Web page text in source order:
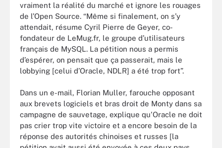
vraiment la réalité du marché et ignore les rouages
de l’Open Source. “Même si finalement, on s’y
attendait, résume Cyril Pierre de Geyer, co-
fondateur de LeMug.fr, le groupe d’utilisateurs
français de MySQL. La pétition nous a permis
d’espérer, on pensait que ça passerait, mais le
lobbying [celui d’Oracle, NDLR] a été trop fort”.
Dans un e-mail, Florian Muller, farouche opposant
aux brevets logiciels et bras droit de Monty dans sa
campagne de sauvetage, explique qu'Oracle ne doit
pas crier trop vite victoire et a encore besoin de la
réponse des autorités chinoises et russes [la